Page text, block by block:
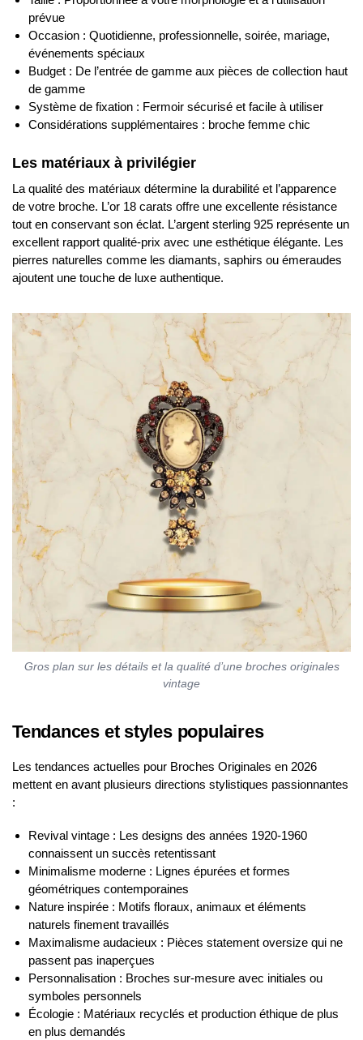
prévue
Occasion : Quotidienne, professionnelle, soirée, mariage,
événements spéciaux
Budget : De l’entrée de gamme aux pièces de collection haut
de gamme
Système de fixation : Fermoir sécurisé et facile à utiliser
Considérations supplémentaires : broche femme chic
Les matériaux à privilégier
La qualité des matériaux détermine la durabilité et l’apparence
de votre broche. L’or 18 carats offre une excellente résistance
tout en conservant son éclat. L’argent sterling 925 représente un
excellent rapport qualité-prix avec une esthétique élégante. Les
pierres naturelles comme les diamants, saphirs ou émeraudes
ajoutent une touche de luxe authentique.
Gros plan sur les détails et la qualité d’une broches originales
vintage
Tendances et styles populaires
Les tendances actuelles pour Broches Originales en 2026
mettent en avant plusieurs directions stylistiques passionnantes
:
Revival vintage : Les designs des années 1920-1960
connaissent un succès retentissant
Minimalisme moderne : Lignes épurées et formes
géométriques contemporaines
Nature inspirée : Motifs floraux, animaux et éléments
naturels finement travaillés
Maximalisme audacieux : Pièces statement oversize qui ne
passent pas inaperçues
Personnalisation : Broches sur-mesure avec initiales ou
symboles personnels
Écologie : Matériaux recyclés et production éthique de plus
en plus demandés